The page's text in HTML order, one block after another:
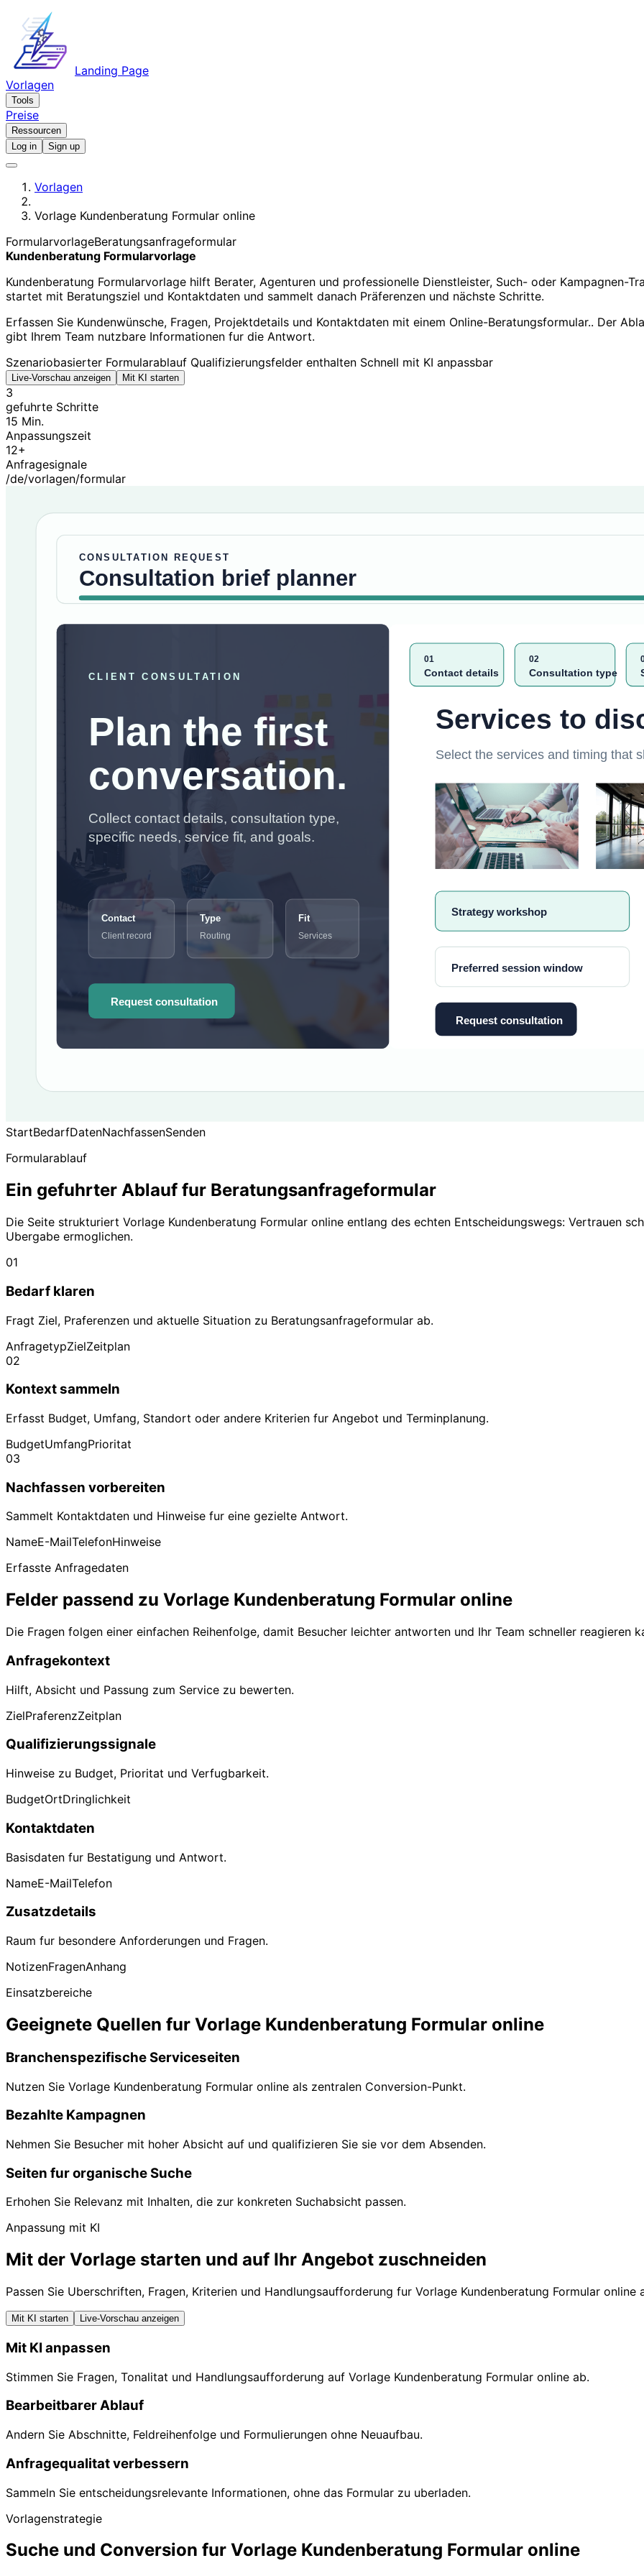
Landing Page
Vorlagen
Tools
Preise
Ressourcen
Log in
Sign up
Vorlagen
Vorlage Kundenberatung Formular online
FormularvorlageBeratungsanfrageformular
Kundenberatung Formularvorlage
Kundenberatung Formularvorlage hilft Berater, Agenturen und professionelle Dienstleister, Such- oder Kampagnen-
startet mit Beratungsziel und Kontaktdaten und sammelt danach Präferenzen und nächste Schritte.
Erfassen Sie Kundenwünsche, Fragen, Projektdetails und Kontaktdaten mit einem Online-Beratungsformular.. Der
gibt Ihrem Team nutzbare Informationen fur die Antwort.
Szenariobasierter Formularablauf Qualifizierungsfelder enthalten Schnell mit KI anpassbar
Live-Vorschau anzeigen Mit KI starten
3
gefuhrte Schritte
15 Min.
Anpassungszeit
12+
Anfragesignale
/de/vorlagen/formular
StartBedarfDatenNachfassenSenden
Formularablauf
Ein gefuhrter Ablauf fur Beratungsanfrageformular
Die Seite strukturiert Vorlage Kundenberatung Formular online entlang des echten Entscheidungswegs: Vertrauen
Ubergabe ermoglichen.
01
Bedarf klaren
Fragt Ziel, Praferenzen und aktuelle Situation zu Beratungsanfrageformular ab.
AnfragetypZielZeitplan
02
Kontext sammeln
Erfasst Budget, Umfang, Standort oder andere Kriterien fur Angebot und Terminplanung.
BudgetUmfangPrioritat
03
Nachfassen vorbereiten
Sammelt Kontaktdaten und Hinweise fur eine gezielte Antwort.
NameE-MailTelefonHinweise
Erfasste Anfragedaten
Felder passend zu Vorlage Kundenberatung Formular online
Die Fragen folgen einer einfachen Reihenfolge, damit Besucher leichter antworten und Ihr Team schneller reagieren
Anfragekontext
Hilft, Absicht und Passung zum Service zu bewerten.
ZielPraferenzZeitplan
Qualifizierungssignale
Hinweise zu Budget, Prioritat und Verfugbarkeit.
BudgetOrtDringlichkeit
Kontaktdaten
Basisdaten fur Bestatigung und Antwort.
NameE-MailTelefon
Zusatzdetails
Raum fur besondere Anforderungen und Fragen.
NotizenFragenAnhang
Einsatzbereiche
Geeignete Quellen fur Vorlage Kundenberatung Formular online
Branchenspezifische Serviceseiten
Nutzen Sie Vorlage Kundenberatung Formular online als zentralen Conversion-Punkt.
Bezahlte Kampagnen
Nehmen Sie Besucher mit hoher Absicht auf und qualifizieren Sie sie vor dem Absenden.
Seiten fur organische Suche
Erhohen Sie Relevanz mit Inhalten, die zur konkreten Suchabsicht passen.
Anpassung mit KI
Mit der Vorlage starten und auf Ihr Angebot zuschneiden
Passen Sie Uberschriften, Fragen, Kriterien und Handlungsaufforderung fur Vorlage Kundenberatung Formular online
Mit KI starten Live-Vorschau anzeigen
Mit KI anpassen
Stimmen Sie Fragen, Tonalitat und Handlungsaufforderung auf Vorlage Kundenberatung Formular online ab.
Bearbeitbarer Ablauf
Andern Sie Abschnitte, Feldreihenfolge und Formulierungen ohne Neuaufbau.
Anfragequalitat verbessern
Sammeln Sie entscheidungsrelevante Informationen, ohne das Formular zu uberladen.
Vorlagenstrategie
Suche und Conversion fur Vorlage Kundenberatung Formular online